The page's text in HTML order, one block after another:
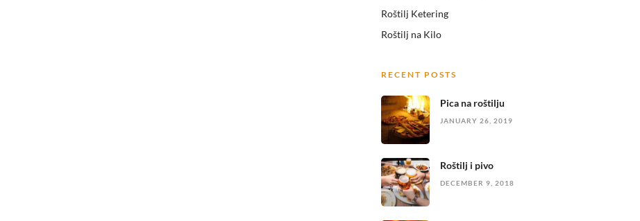
Roštilj Ketering
Roštilj na Kilo
RECENT POSTS
Pica na roštilju
JANUARY 26, 2019
Roštilj i pivo
DECEMBER 9, 2018